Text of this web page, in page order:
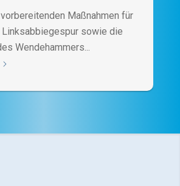
Maßnahmen für
sowie die
Wendehammers...